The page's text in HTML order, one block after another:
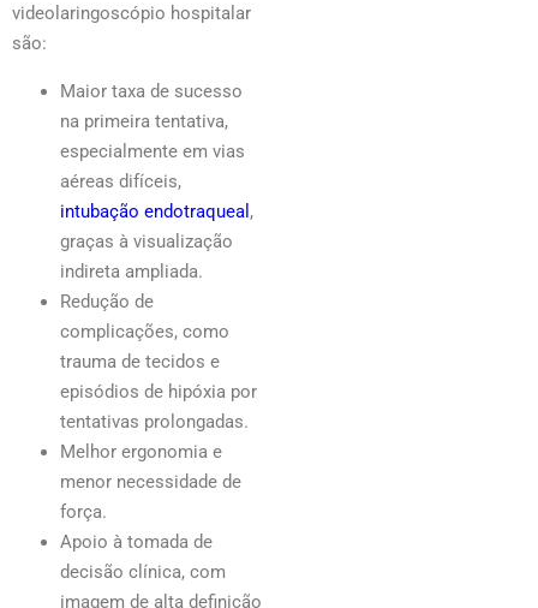
videolaringoscópio hospitalar
são:
Maior taxa de sucesso
na primeira tentativa,
especialmente em vias
aéreas difíceis,
intubação endotraqueal ,
graças à visualização
indireta ampliada.
Redução de
complicações, como
trauma de tecidos e
episódios de hipóxia por
tentativas prolongadas.
Melhor ergonomia e
menor necessidade de
força.
Apoio à tomada de
decisão clínica, com
imagem de alta definição